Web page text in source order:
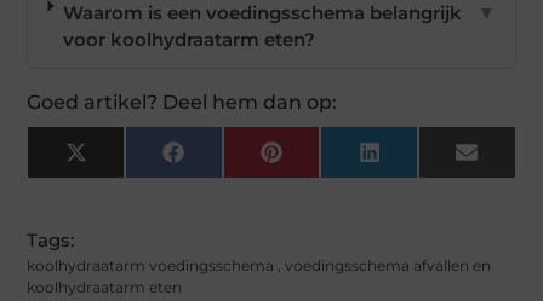
Waarom is een voedingsschema belangrijk
voor koolhydraatarm eten?
▼
Goed artikel? Deel hem dan op:
X
(Twitter)
FacebookPinterest LinkedIn Email
Tags:
koolhydraatarm voedingsschema ,voedingsschema afvallen en
koolhydraatarm eten